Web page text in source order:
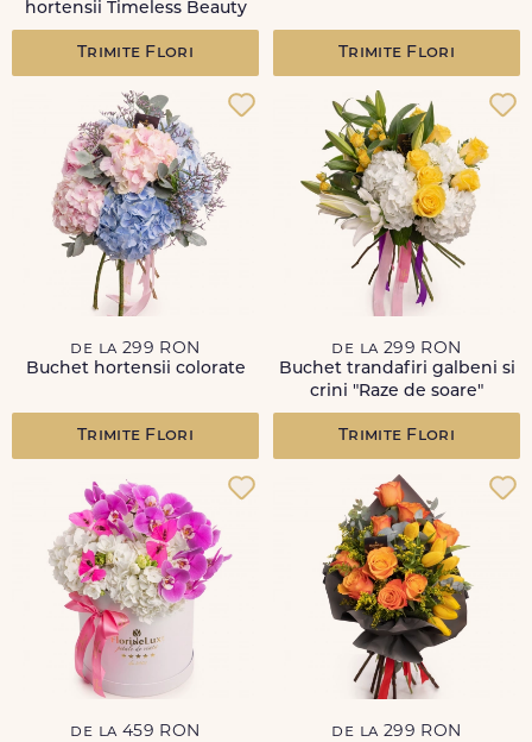
hortensii Timeless Beauty
Trimite Flori Trimite Flori
de la 299 RON
Buchet hortensii colorate
Trimite Flori
de la 299 RON
Buchet trandafiri galbeni si
crini "Raze de soare"
Trimite Flori
de la 459 RON
de la 299 RON